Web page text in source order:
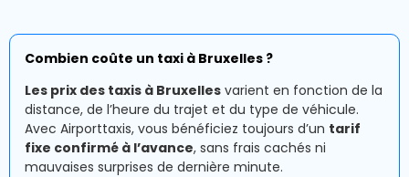
Combien coûte un taxi à Bruxelles ?
Les prix des taxis à Bruxelles varient en fonction de la
distance, de l’heure du trajet et du type de véhicule.
Avec Airporttaxis, vous bénéficiez toujours d’un tarif
fixe confirmé à l’avance, sans frais cachés ni
mauvaises surprises de dernière minute.